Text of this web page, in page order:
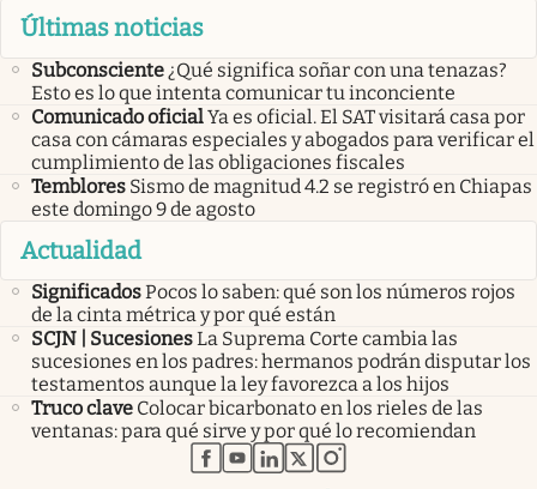
Últimas noticias
Subconsciente ¿Qué significa soñar con una tenazas?
Esto es lo que intenta comunicar tu inconciente
Comunicado oficialYa es oficial. El SAT visitará casa por
casa con cámaras especiales y abogados para verificar el
cumplimiento de las obligaciones fiscales
Temblores Sismo de magnitud 4.2 se registró en Chiapas
este domingo 9 de agosto
Actualidad
SignificadosPocos lo saben: qué son los números rojos
de la cinta métrica y por qué están
SCJN | SucesionesLa Suprema Corte cambia las
sucesiones en los padres: hermanos podrán disputar los
testamentos aunque la ley favorezca a los hijos
Truco clave Colocar bicarbonato en los rieles de las
ventanas: para qué sirve y por qué lo recomiendan
abre en nueva pestaña
abre en nueva pestaña
abre en nueva pestaña
abre en nueva pestaña
abre en nueva pestaña